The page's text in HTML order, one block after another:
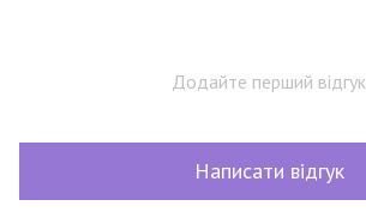
Додайте перший відгук
Написати відгук